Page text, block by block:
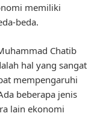
memiliki
beda.
Chatib
hal yang sangat
mempengaruhi
beberapa jenis
lain ekonomi